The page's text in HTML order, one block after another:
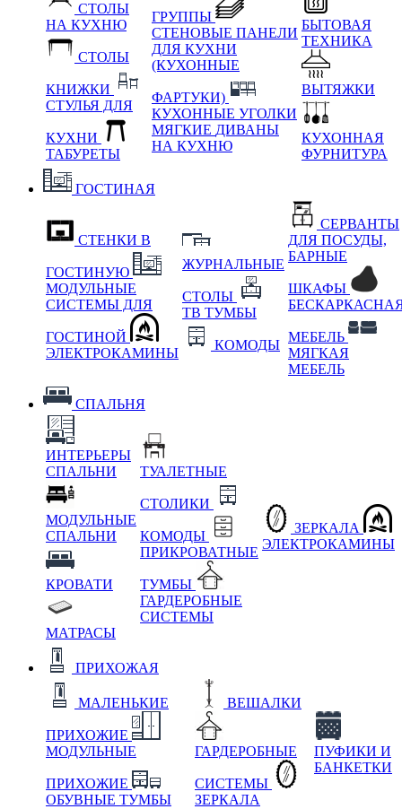
СТОЛЫ
НА КУХНЮ
СТОЛЫ
КНИЖКИ
СТУЛЬЯ ДЛЯ
КУХНИ
ТАБУРЕТЫ
ГРУППЫ
СТЕНОВЫЕ ПАНЕЛИ
ДЛЯ КУХНИ
(КУХОННЫЕ
ФАРТУКИ)
КУХОННЫЕ УГОЛКИ
МЯГКИЕ ДИВАНЫ
НА КУХНЮ
БЫТОВАЯ
ТЕХНИКА
ВЫТЯЖКИ
КУХОННАЯ
ФУРНИТУРА
ГОСТИНАЯ
СТЕНКИ В
ГОСТИНУЮ
МОДУЛЬНЫЕ
СИСТЕМЫ ДЛЯ
ГОСТИНОЙ
ЭЛЕКТРОКАМИНЫ
ЖУРНАЛЬНЫЕ
СТОЛЫ
ТВ ТУМБЫ
КОМОДЫ
СЕРВАНТЫ
ДЛЯ ПОСУДЫ,
БАРНЫЕ
ШКАФЫ
МЕБЕЛЬ
МЯГКАЯ
МЕБЕЛЬ
СПАЛЬНЯ
ИНТЕРЬЕРЫ
СПАЛЬНИ
МОДУЛЬНЫЕ
СПАЛЬНИ
КРОВАТИ
МАТРАСЫ
ТУАЛЕТНЫЕ
СТОЛИКИ
КОМОДЫ
ПРИКРОВАТНЫЕ
ТУМБЫ
ГАРДЕРОБНЫЕ
СИСТЕМЫ
ЗЕРКАЛА
ЭЛЕКТРОКАМИНЫ
ПРИХОЖАЯ
МАЛЕНЬКИЕ
ПРИХОЖИЕ
МОДУЛЬНЫЕ
ПРИХОЖИЕ
ОБУВНЫЕ ТУМБЫ
ВЕШАЛКИ
ГАРДЕРОБНЫЕ
СИСТЕМЫ
ЗЕРКАЛА
ПУФИКИ И
БАНКЕТКИ